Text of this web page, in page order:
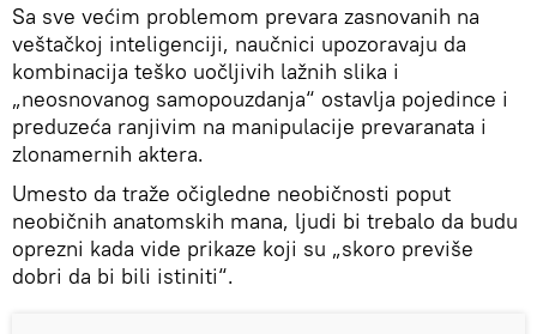
Sa sve većim problemom prevara zasnovanih na
veštačkoj inteligenciji, naučnici upozoravaju da
kombinacija teško uočljivih lažnih slika i
„neosnovanog samopouzdanja“ ostavlja pojedince i
preduzeća ranjivim na manipulacije prevaranata i
zlonamernih aktera.
Umesto da traže očigledne neobičnosti poput
neobičnih anatomskih mana, ljudi bi trebalo da budu
oprezni kada vide prikaze koji su „skoro previše
dobri da bi bili istiniti“.